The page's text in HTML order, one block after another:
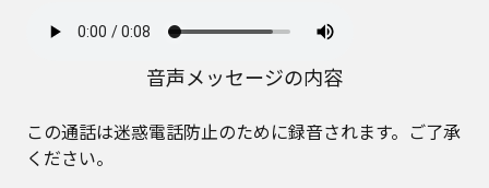
音声メッセージの内容
この通話は迷惑電話防止のために録音されます。ご了承
ください。